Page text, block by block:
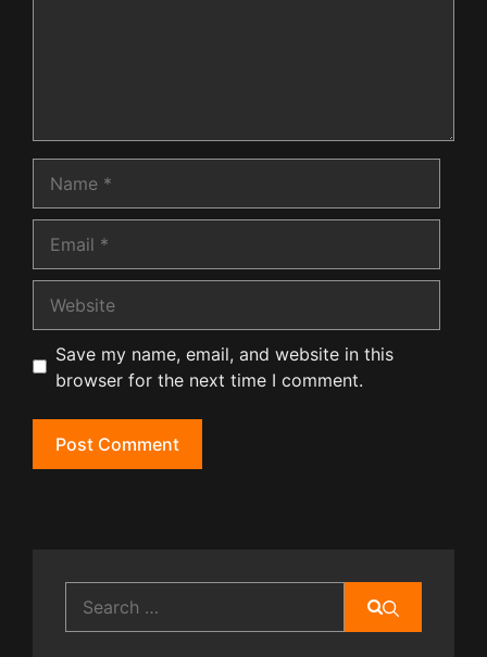
Save my name, email, and website in this
browser for the next time I comment.
for: